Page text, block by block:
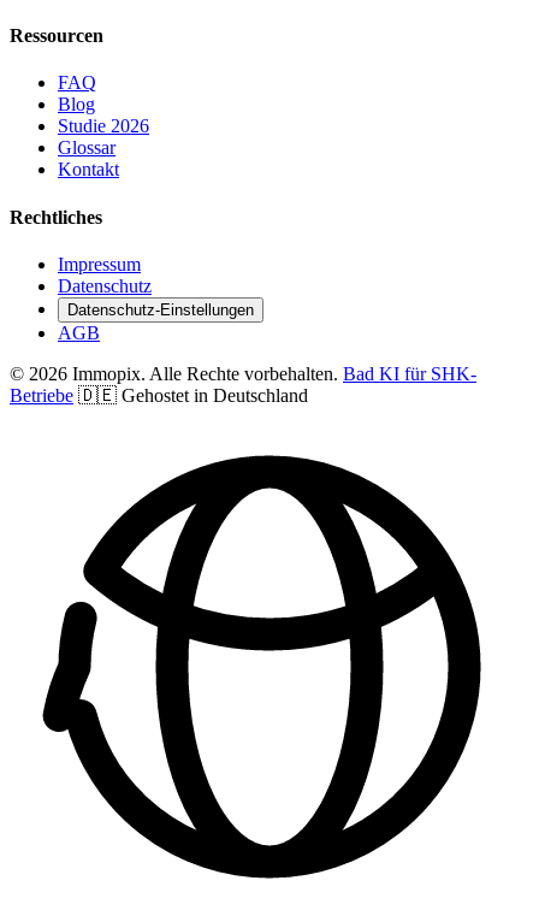
Ressourcen
FAQ
Blog
Studie 2026
Glossar
Kontakt
Rechtliches
Impressum
Datenschutz
Datenschutz-Einstellungen
AGB
© 2026 Immopix. Alle Rechte vorbehalten. Bad KI für SHK-
Betriebe 🇩🇪 Gehostet in Deutschland